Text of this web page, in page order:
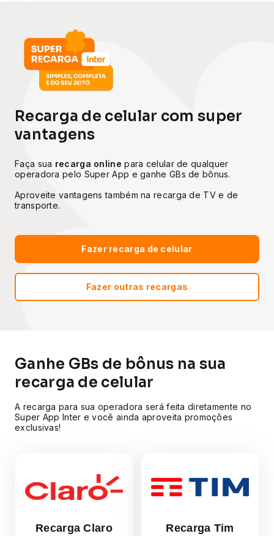
Recarga de celular com super
vantagens
Faça sua recarga online para celular de qualquer
operadora pelo Super App e ganhe GBs de bônus.
Aproveite vantagens também na recarga de TV e de
transporte.
Fazer recarga de celular
Fazer outras recargas
Ganhe GBs de bônus na sua
recarga de celular
A recarga para sua operadora será feita diretamente no
Super App Inter e você ainda aproveita promoções
exclusivas!
Recarga Claro Recarga Tim